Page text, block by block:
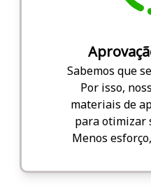
Sabemos que
Por isso,
materiais de
para otimizar
Menos